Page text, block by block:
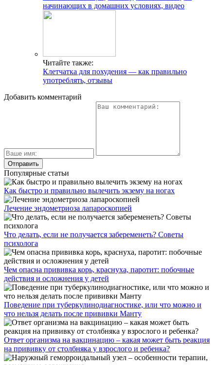
начинающих в домашних условиях, видео
Читайте также:
Клетчатка для похудения — как правильно
употреблять, отзывы
Добавить комментарий
Популярные статьи
Как быстро и правильно вылечить экзему на ногах
Лечение эндометриоза лапароскопией
Что делать, если не получается забеременеть? Советы
психолога
Чем опасна прививка корь, краснуха, паротит: побочные
действия и осложнения у детей
Поведение при туберкулинодиагностике, или что можно и
что нельзя делать после прививки Манту
Ответ организма на вакцинацию – какая может быть реакция
на прививку от столбняка у взрослого и ребенка?